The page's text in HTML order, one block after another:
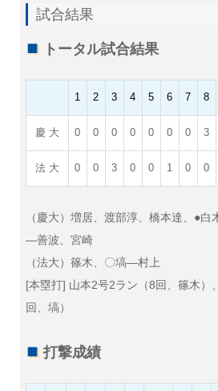
試合結果
トータル試合結果
1 2 3 4 5 6 7 8
慶 大 0 0 0 0 0 0 0 3
法 大 0 0 3 0 0 1 0 0
（慶大）増居、渡部淳、橋本達、●白
—善波、宮崎
（法大）篠木、〇塙—村上
[本塁打] 山本2号2ラン（8回、篠木）
回、塙）
打撃成績